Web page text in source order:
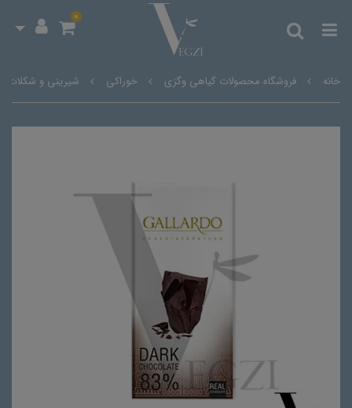
0
خانه فروشگاه محصولات گیاهی وگزی خوراکی شیرینی و شکلات